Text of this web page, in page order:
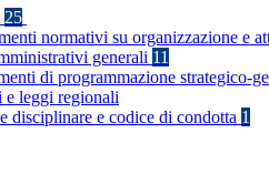
25
normativi su organizzazione e
generali 11
di programmazione strategico-
e leggi regionali
disciplinare e codice di condotta 1